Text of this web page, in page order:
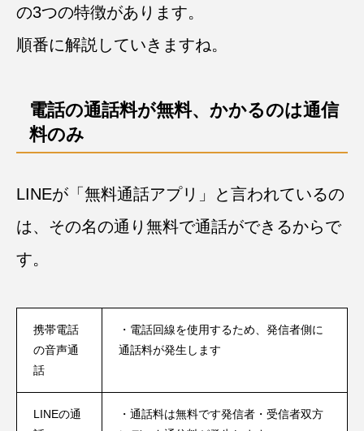
の3つの特徴があります。
順番に解説していきますね。
電話の通話料が無料、かかるのは通信
料のみ
LINEが「無料通話アプリ」と言われているの
は、その名の通り無料で通話ができるからで
す。
携帯電話
の音声通
話
・電話回線を使用するため、発信者側に
通話料が発生します
LINEの通
・通話料は無料です発信者・受信者双方